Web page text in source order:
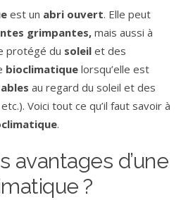
est un abri ouvert. Elle peut
grimpantes, mais aussi à
protégé du soleil et des
bioclimatique lorsqu’elle est
au regard du soleil et des
Voici tout ce qu’il faut savoir à
.
avantages d’une
?